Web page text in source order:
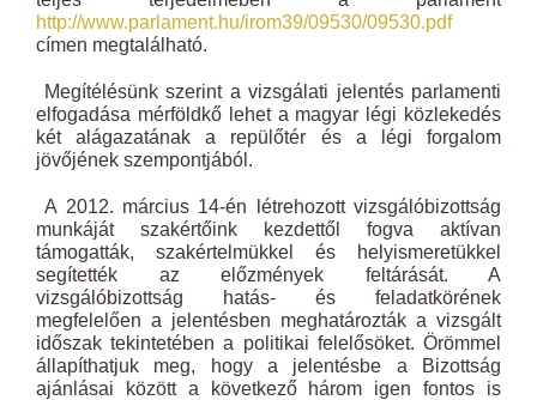
http://www.parlament.hu/irom39/09530/09530.pdf
címen megtalálható.
Megítélésünk szerint a vizsgálati jelentés parlamenti
elfogadása mérföldkő lehet a magyar légi közlekedés
két alágazatának a repülőtér és a légi forgalom
jövőjének szempontjából.
A 2012. március 14-én létrehozott vizsgálóbizottság
munkáját szakértőink kezdettől fogva aktívan
támogatták, szakértelmükkel és helyismeretükkel
segítették az előzmények feltárását. A
vizsgálóbizottság hatás- és feladatkörének
megfelelően a jelentésben meghatározták a vizsgált
időszak tekintetében a politikai felelősöket. Örömmel
állapíthatjuk meg, hogy a jelentésbe a Bizottság
ajánlásai között a következő három igen fontos is